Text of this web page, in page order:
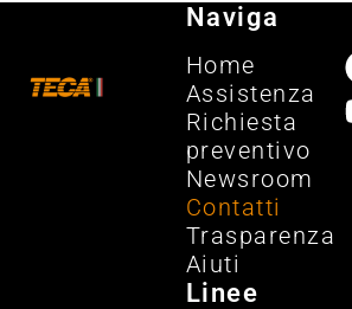
Naviga
Home
Assistenza
Richiesta
preventivo
Newsroom
Contatti
Trasparenza
Aiuti
Linee